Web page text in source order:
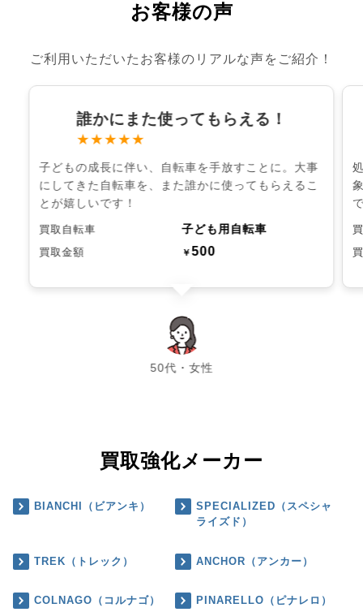
お客様の声
ご利用いただいたお客様のリアルな声をご紹介！
誰かにまた使ってもらえる！
★★★★★
子どもの成長に伴い、自転車を手放すことに。大事
にしてきた自転車を、また誰かに使ってもらえるこ
とが嬉しいです！
買取自転車 子ども用自転車
買取金額 ￥500
50代・女性
chevron_left chevron_right
買取強化メーカー
BIANCHI（ビアンキ）
SPECIALIZED（スペシャ
ライズド）
TREK（トレック） ANCHOR（アンカー）
COLNAGO（コルナゴ） PINARELLO（ピナレロ）